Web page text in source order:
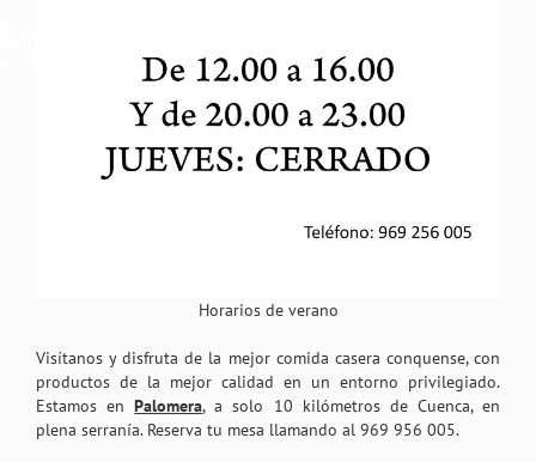
Horarios de verano
Visítanos y disfruta de la mejor comida casera conquense, con
productos de la mejor calidad en un entorno privilegiado.
Estamos enPalomera, a solo 10 kilómetros de Cuenca, en
plena serranía. Reserva tu mesa llamando al 969 956 005.